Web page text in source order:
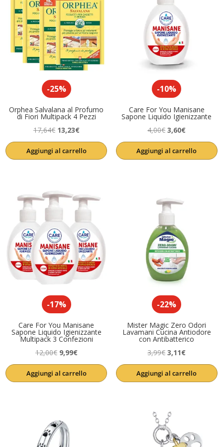
-25%
Orphea Salvalana al Profumo
di Fiori Multipack 4 Pezzi
17,64€ Il
prezzo
originale
13,23€Il
prezzo
attuale
Aggiungi al carrello
-10%
Care For You Manisane
Sapone Liquido Igienizzante
4,00€ Il
prezzo
originale
3,60€Il
prezzo
attuale
Aggiungi al carrello
-17%
Care For You Manisane
Sapone Liquido Igienizzante
Multipack 3 Confezioni
12,00€ Il
prezzo
originale
9,99€Il
prezzo
attuale
Aggiungi al carrello
-22%
Mister Magic Zero Odori
Lavamani Cucina Antiodore
con Antibatterico
3,99€ Il
prezzo
originale
3,11€Il
prezzo
attuale
Aggiungi al carrello